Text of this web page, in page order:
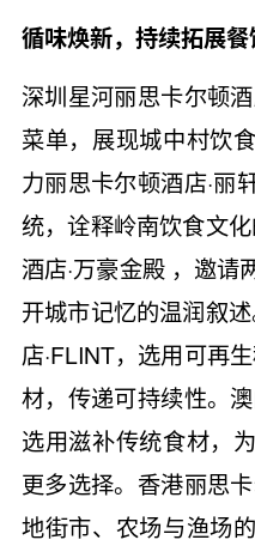
循味焕新，持续拓展
深圳星河丽思卡尔顿
菜单，展现城中村饮
力丽思卡尔顿酒店·丽
统，诠释岭南饮食文
酒店·万豪金殿 ，邀请
开城市记忆的温润叙
店·FLINT，选用可再
材，传递可持续性。澳
选用滋补传统食材，
更多选择。香港丽思
地街市、农场与渔场